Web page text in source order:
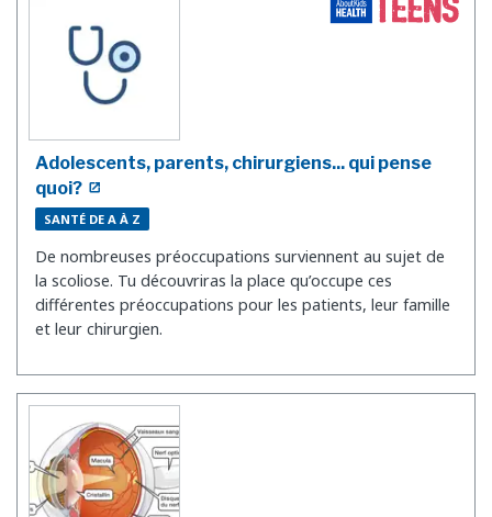
Adolescents, parents, chirurgiens... qui pense
quoi?
SANTÉ DE A À Z
De nombreuses préoccupations surviennent au sujet de
la scoliose. Tu découvriras la place qu’occupe ces
différentes préoccupations pour les patients, leur famille
et leur chirurgien.